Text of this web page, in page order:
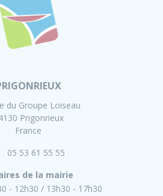
du Groupe Loiseau
Prigonrieux
France
05 53 61 55 55
de la mairie
- 12h30
13h30 - 17h30